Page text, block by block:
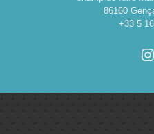
86160
+33 5